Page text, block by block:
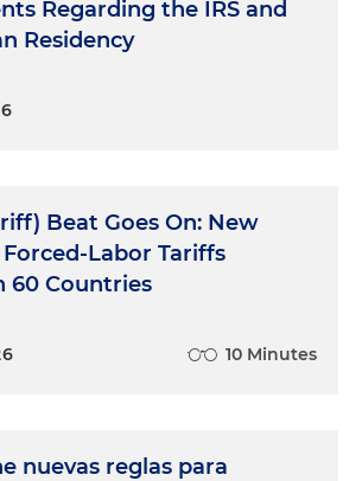
Regarding the IRS and
Residency
Beat Goes On: New
Forced-Labor Tariffs
60 Countries
10 Minutes
nuevas reglas para